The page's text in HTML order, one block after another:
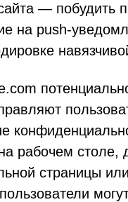
— побудить
на push-
рабочем столе,
страницы